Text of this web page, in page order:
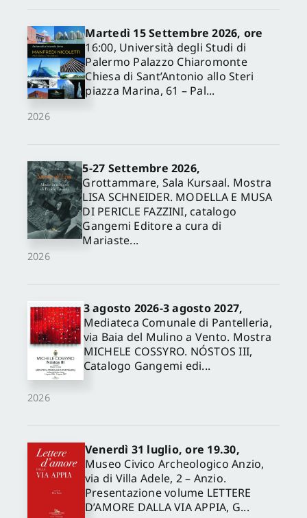
2026
Martedì 15 Settembre 2026, ore
16:00, Università degli Studi di
Palermo Palazzo Chiaromonte
Chiesa di Sant’Antonio allo Steri
piazza Marina, 61 – Pal...
2026
5-27 Settembre 2026,
Grottammare, Sala Kursaal. Mostra
LISA SCHNEIDER. MODELLA E MUSA
DI PERICLE FAZZINI, catalogo
Gangemi Editore a cura di
Mariaste...
2026
3 agosto 2026-3 agosto 2027,
Mediateca Comunale di Pantelleria,
via Baia del Mulino a Vento. Mostra
MICHELE COSSYRO. NÓSTOS III,
Catalogo Gangemi edi...
Venerdì 31 luglio, ore 19.30,
Museo Civico Archeologico Anzio,
via di Villa Adele, 2 – Anzio.
Presentazione volume LETTERE
D’AMORE DALLA VIA APPIA, G...